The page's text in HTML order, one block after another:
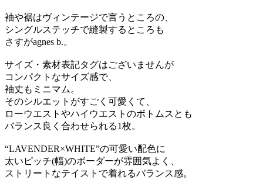
袖や裾はヴィンテージで言うところの、
シングルステッチで縫製するところも
さすがagnes b.。
サイズ・素材表記タグはございませんが
コンパクトなサイズ感で、
袖丈もミニマム。
そのシルエットがすごく可愛くて、
ローウエストやハイウエストのボトムスとも
バランス良く合わせられる1枚。
“LAVENDER×WHITE”の可愛い配色に
太いピッチ(幅)のボーダーが雰囲気よく、
ストリートなテイストで着れるバランス感。